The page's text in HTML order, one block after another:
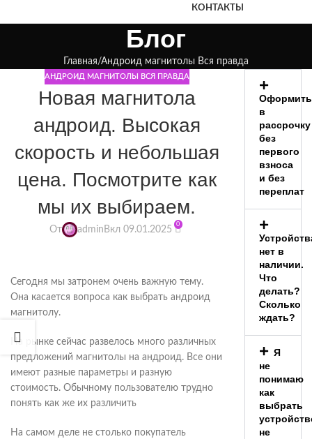
КОНТАКТЫ
Блог
Главная Андроид магнитолы Вся правда
АНДРОИД МАГНИТОЛЫ ВСЯ ПРАВДА
Новая магнитола
андроид. Высокая
скорость и небольшая
цена. Посмотрите как
мы их выбираем.
От admin Вкл 09.01.2025 0
Сегодня мы затронем очень важную тему.
Она касается вопроса как выбрать андроид
магнитолу.
На рынке сейчас развелось много различных
предложений магнитолы на андроид. Все они
имеют разные параметры и разную
стоимость. Обычному пользователю трудно
понять как же их различить
На самом деле не столько покупатель
Оформить
в
рассрочку
без
первого
взноса
и без
переплат
нет в
наличии.
Что
делать?
Сколько
ждать?
Я
не
понимаю
как
выбрать
не